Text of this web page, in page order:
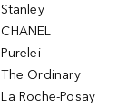
Stanley
CHANEL
Purelei
The Ordinary
La Roche-Posay